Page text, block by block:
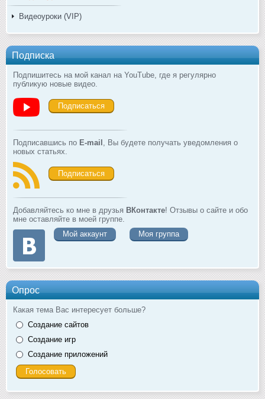
Видеоуроки (VIP)
Подписка
Подпишитесь на мой канал на YouTube, где я регулярно
публикую новые видео.
Подписаться
Подписавшись по E-mail , Вы будете получать уведомления о
новых статьях.
Подписаться
Добавляйтесь ко мне в друзья ВКонтакте! Отзывы о сайте и обо
мне оставляйте в моей группе.
Мой аккаунт
Моя группа
Опрос
Какая тема Вас интересует больше?
Создание сайтов
Создание игр
Создание приложений